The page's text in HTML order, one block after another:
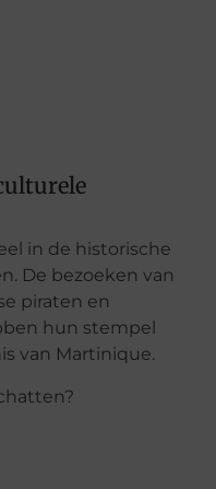
in de historische
De bezoeken van
piraten en
hun stempel
van Martinique.